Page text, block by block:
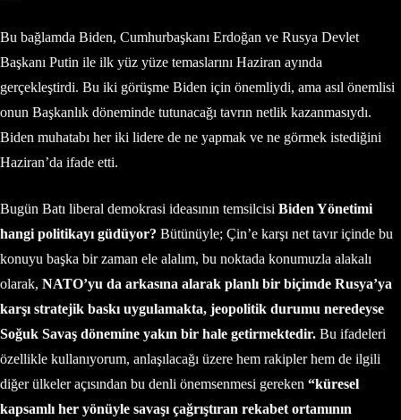
Bu bağlamda Biden, Cumhurbaşkanı Erdoğan ve Rusya Devlet
Başkanı Putin ile ilk yüz yüze temaslarını Haziran ayında
gerçekleştirdi. Bu iki görüşme Biden için önemliydi, ama asıl önemlisi
onun Başkanlık döneminde tutunacağı tavrın netlik kazanmasıydı.
Biden muhatabı her iki lidere de ne yapmak ve ne görmek istediğini
Haziran’da ifade etti.
Bugün Batı liberal demokrasi ideasının temsilcisi Biden Yönetimi
hangi politikayı güdüyor? Bütünüyle; Çin’e karşı net tavır içinde bu
konuyu başka bir zaman ele alalım, bu noktada konumuzla alakalı
olarak, NATO’yu da arkasına alarak planlı bir biçimde Rusya’ya
karşı stratejik baskı uygulamakta, jeopolitik durumu neredeyse
Soğuk Savaş dönemine yakın bir hale getirmektedir. Bu ifadeleri
özellikle kullanıyorum, anlaşılacağı üzere hem rakipler hem de ilgili
diğer ülkeler açısından bu denli önemsenmesi gereken “küresel
kapsamlı her yönüyle savaşı çağrıştıran rekabet ortamının